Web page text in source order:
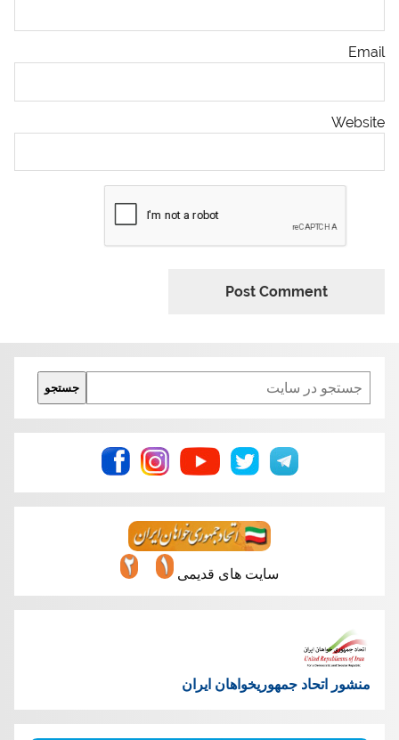
Email
Website
Search
جستجو
سایت های قدیمی
منشور اتحاد جمهوریخواهان ایران